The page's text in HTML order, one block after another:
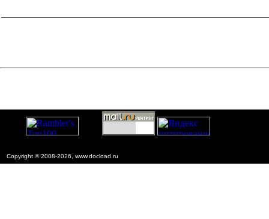
Copyright © 2008-2026, www.docload.ru